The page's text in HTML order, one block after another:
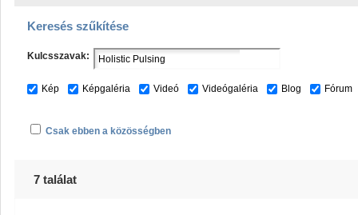
Keresés szűkítése
Kulcsszavak:
Kép Képgaléria Videó Videógaléria Blog Fórum
Csak ebben a közösségben
7 találat